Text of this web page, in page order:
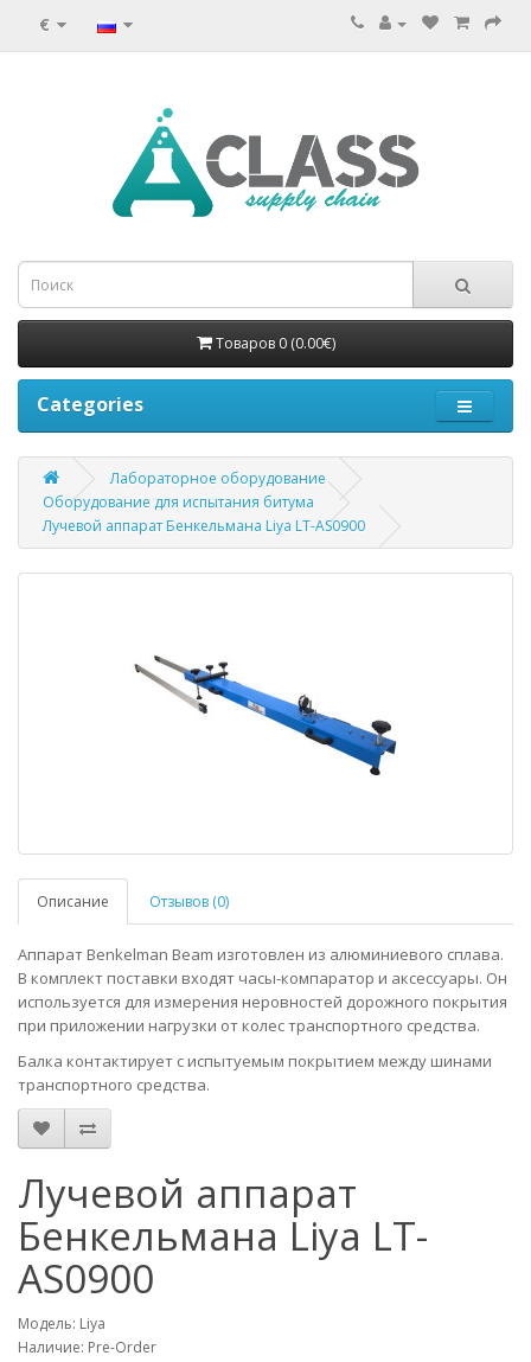
€
Товаров 0 (0.00€)
Categories
Лабораторное оборудование
Оборудование для испытания битума
Лучевой аппарат Бенкельмана Liya LT-AS0900
Описание Отзывов (0)
Аппарат Benkelman Beam изготовлен из алюминиевого сплава.
В комплект поставки входят часы-компаратор и аксессуары. Он
используется для измерения неровностей дорожного покрытия
при приложении нагрузки от колес транспортного средства.
Балка контактирует с испытуемым покрытием между шинами
транспортного средства.
Лучевой аппарат
Бенкельмана Liya LT-
AS0900
Модель: Liya
Наличие: Pre-Order